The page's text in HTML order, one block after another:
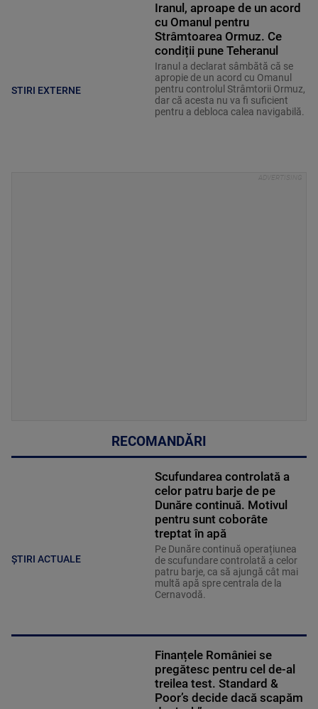
STIRI EXTERNE
Iranul, aproape de un acord
cu Omanul pentru
Strâmtoarea Ormuz. Ce
condiții pune Teheranul
Iranul a declarat sâmbătă că se
apropie de un acord cu Omanul
pentru controlul Strâmtorii Ormuz,
dar că acesta nu va fi suficient
pentru a debloca calea navigabilă.
RECOMANDĂRI
ȘTIRI ACTUALE
Scufundarea controlată a
celor patru barje de pe
Dunăre continuă. Motivul
pentru sunt coborâte
treptat în apă
Pe Dunăre continuă operațiunea
de scufundare controlată a celor
patru barje, ca să ajungă cât mai
multă apă spre centrala de la
Cernavodă.
Finanțele României se
pregătesc pentru cel de-al
treilea test. Standard &
Poor’s decide dacă scapăm